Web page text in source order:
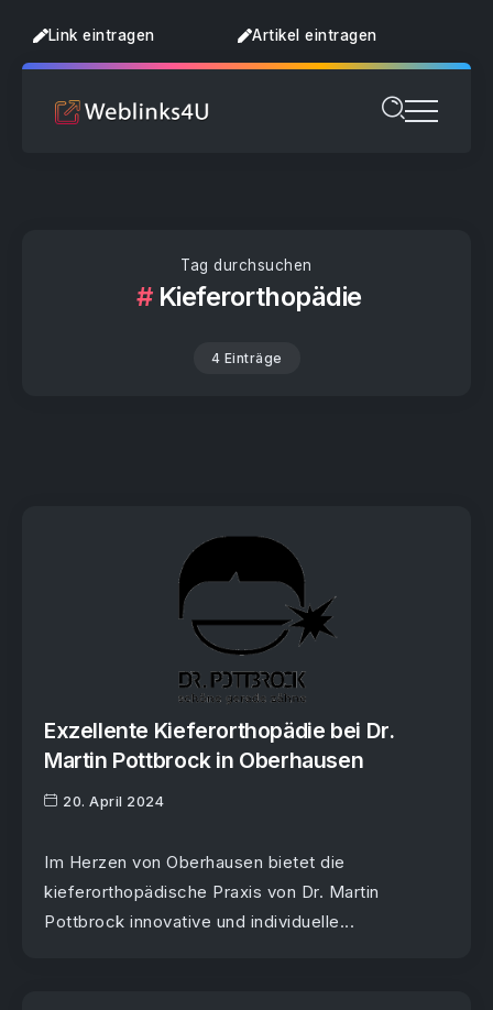
Link eintragen Artikel eintragen
Tag durchsuchen
Kieferorthopädie
4 Einträge
Exzellente Kieferorthopädie bei Dr.
Martin Pottbrock in Oberhausen
20. April 2024
Im Herzen von Oberhausen bietet die
kieferorthopädische Praxis von Dr. Martin
Pottbrock innovative und individuelle...